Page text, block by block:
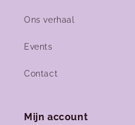
Ons verhaal
Events
Contact
Mijn account